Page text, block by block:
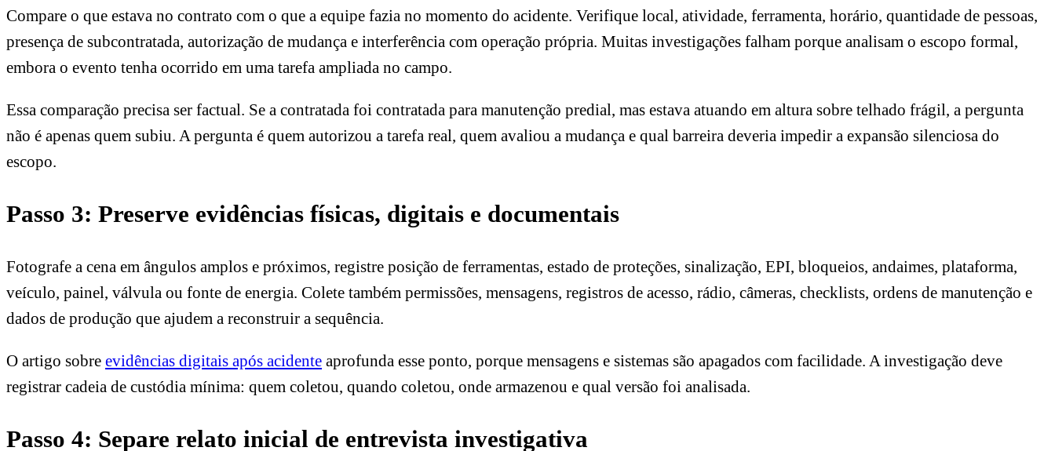
Compare o que estava no contrato com o que a equipe fazia no momento do acidente. Verifique local, atividade, ferramenta, horário, quantidade de pessoas,
presença de subcontratada, autorização de mudança e interferência com operação própria. Muitas investigações falham porque analisam o escopo formal,
embora o evento tenha ocorrido em uma tarefa ampliada no campo.
Essa comparação precisa ser factual. Se a contratada foi contratada para manutenção predial, mas estava atuando em altura sobre telhado frágil, a pergunta
não é apenas quem subiu. A pergunta é quem autorizou a tarefa real, quem avaliou a mudança e qual barreira deveria impedir a expansão silenciosa do
escopo.
Passo 3: Preserve evidências físicas, digitais e documentais
Fotografe a cena em ângulos amplos e próximos, registre posição de ferramentas, estado de proteções, sinalização, EPI, bloqueios, andaimes, plataforma,
veículo, painel, válvula ou fonte de energia. Colete também permissões, mensagens, registros de acesso, rádio, câmeras, checklists, ordens de manutenção e
dados de produção que ajudem a reconstruir a sequência.
O artigo sobre evidências digitais após acidente aprofunda esse ponto, porque mensagens e sistemas são apagados com facilidade. A investigação deve
registrar cadeia de custódia mínima: quem coletou, quando coletou, onde armazenou e qual versão foi analisada.
Passo 4: Separe relato inicial de entrevista investigativa